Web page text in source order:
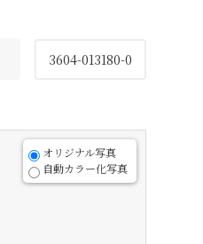
3604-013180-0
オリジナル写真
自動カラー化写真